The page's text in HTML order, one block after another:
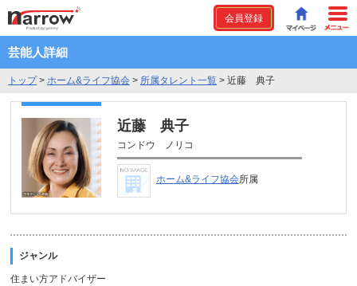
会員登録
芸能人詳細
トップ> ホーム&ライフ協会 > 所属タレント一覧 > 近藤 典子
近藤 典子
コンドウ ノリコ
ホーム&ライフ協会所属
ジャンル
住まい方アドバイザー